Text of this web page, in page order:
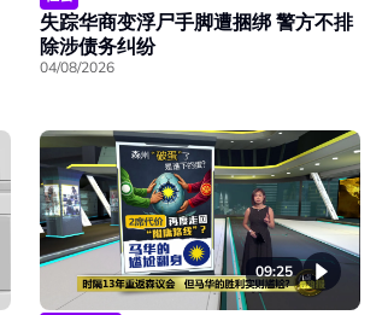
失踪华商变浮尸手脚遭捆绑 警方不排
除涉债务纠纷
04/08/2026
09:25